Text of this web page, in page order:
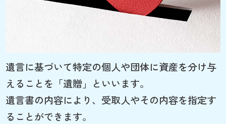
遺言に基づいて特定の個人や団体に資産を分け与
えることを「遺贈」といいます。
遺言書の内容により、受取人やその内容を指定す
ることができます。